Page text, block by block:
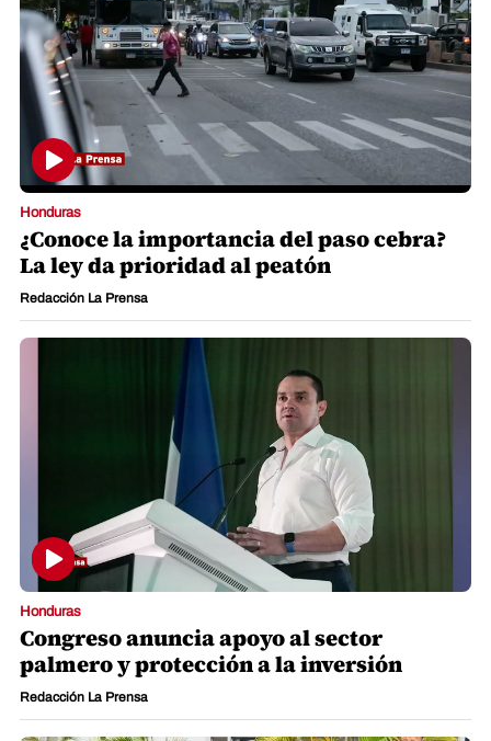
Honduras
¿Conoce la importancia del paso cebra?
La ley da prioridad al peatón
Redacción La Prensa
Honduras
Congreso anuncia apoyo al sector
palmero y protección a la inversión
Redacción La Prensa